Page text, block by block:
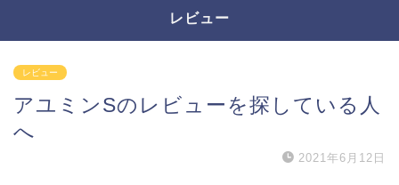
レビュー
レビュー
アユミンSのレビューを探している人
へ
2021年6月12日